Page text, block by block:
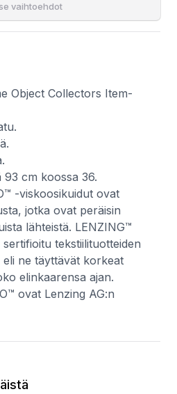
vaihtoehdot
Object Collectors Item-
cm koossa 36.
-viskoosikuidut ovat
jotka ovat peräisin
lähteistä. LENZING™
tekstiilituotteiden
ne täyttävät korkeat
elinkaarensa ajan.
ovat Lenzing AG:n